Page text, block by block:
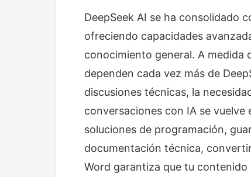
DeepSeek AI se ha consolidado
ofreciendo capacidades
conocimiento general. A medida
dependen cada vez más de
discusiones técnicas, la
conversaciones con IA se vuelve
soluciones de programación,
documentación técnica,
Word garantiza que tu